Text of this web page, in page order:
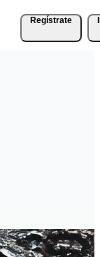
Regístrate